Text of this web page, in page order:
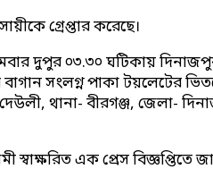
গ্রেপ্তার করেছে।
দুপুর ০৩.৩০ ঘটিকায়
সংলগ্ন পাকা টয়লেটের
থানা- বীরগঞ্জ, জেলা-
এক প্রেস বিজ্ঞপ্তিতে